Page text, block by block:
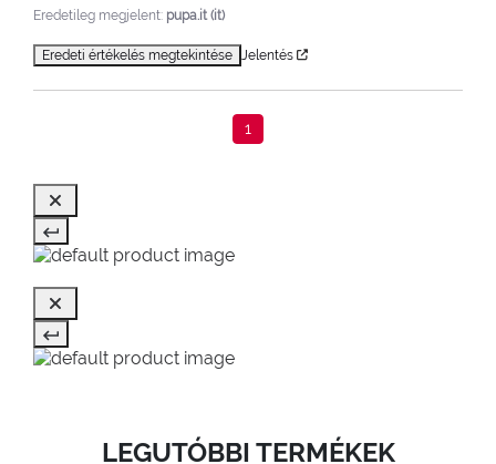
Eredetileg megjelent: pupa.it (it)
Eredeti értékelés megtekintése Jelentés
1
LEGUTÓBBI TERMÉKEK